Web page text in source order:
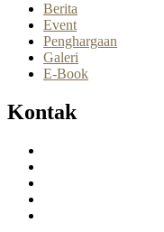
Berita
Event
Penghargaan
Galeri
E-Book
Kontak